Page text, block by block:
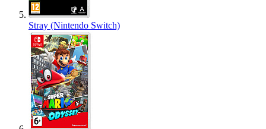
Stray (Nintendo Switch)